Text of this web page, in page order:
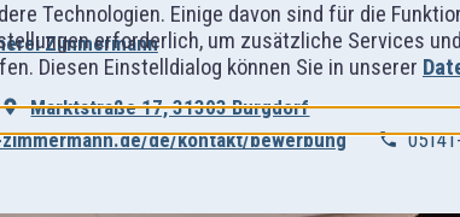
Technologien. Einige davon sind für die
erforderlich, um zusätzliche Services
Diesen Einstelldialog können Sie in unserer
Zimmermann
Marktstraße 17, 31303 Burgdorf
de/kontakt/bewerbung